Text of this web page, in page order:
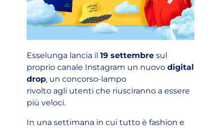
Esselunga lancia il19 settembre sul
proprio canale Instagram un nuovodigital
drop, un concorso-lampo
rivolto agli utenti che riusciranno a essere
più veloci.
In una settimana in cui tutto è fashion e